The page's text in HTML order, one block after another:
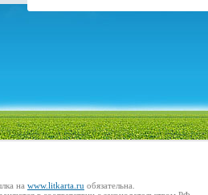
на www.litkarta.ru обязательна.